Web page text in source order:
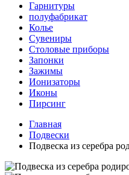
Гарнитуры
полуфабрикат
Колье
Сувениры
Столовые приборы
Запонки
Зажимы
Ионизаторы
Иконы
Пирсинг
Главная
Подвески
Подвеска из серебра